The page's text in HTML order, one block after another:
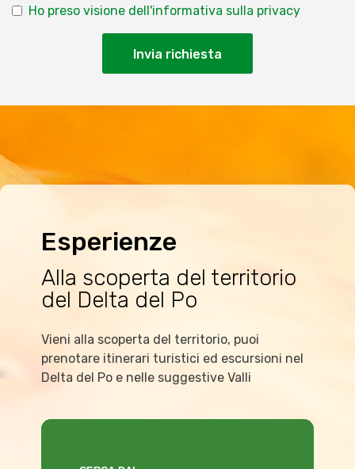
Ho preso visione dell'informativa sulla privacy
Invia richiesta
Esperienze
Alla scoperta del territorio
del Delta del Po
Vieni alla scoperta del territorio, puoi
prenotare itinerari turistici ed escursioni nel
Delta del Po e nelle suggestive Valli